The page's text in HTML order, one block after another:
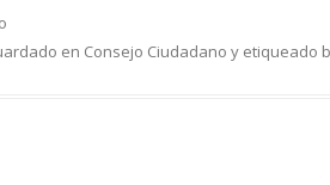
en Consejo Ciudadano y etiqueado